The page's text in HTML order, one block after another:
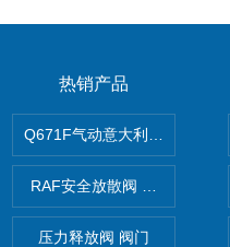
热销产品
Q671F气动意大利式薄型球阀
RAF安全放散阀 阀生产
压力释放阀 阀门